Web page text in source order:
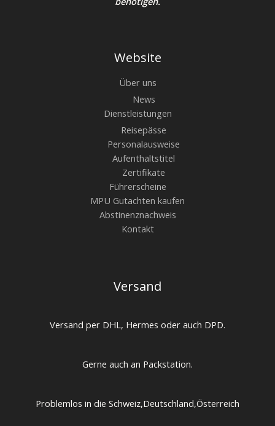
Website
Über uns
News
Dienstleistungen
Reisepässe
Personalausweise
Aufenthaltstitel
Zertifikate
Führerscheine
MPU Gutachten kaufen
Abstinenznachweis
Kontakt
Versand
Versand per DHL, Hermes oder auch DPD.
Gerne auch an Packstation.
Problemlos in die Schweiz,Deutschland,Österreich